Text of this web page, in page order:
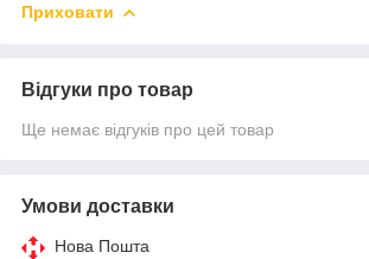
Приховати
Відгуки про товар
Ще немає відгуків про цей товар
Умови доставки
Нова Пошта